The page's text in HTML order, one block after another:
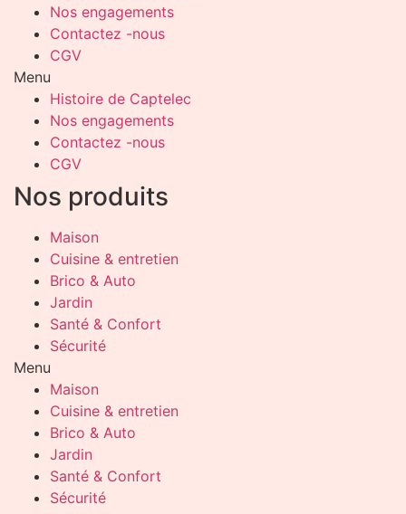
Nos engagements
Contactez -nous
CGV
Menu
Histoire de Captelec
Nos engagements
Contactez -nous
CGV
Nos produits
Maison
Cuisine & entretien
Brico & Auto
Jardin
Santé & Confort
Sécurité
Menu
Maison
Cuisine & entretien
Brico & Auto
Jardin
Santé & Confort
Sécurité